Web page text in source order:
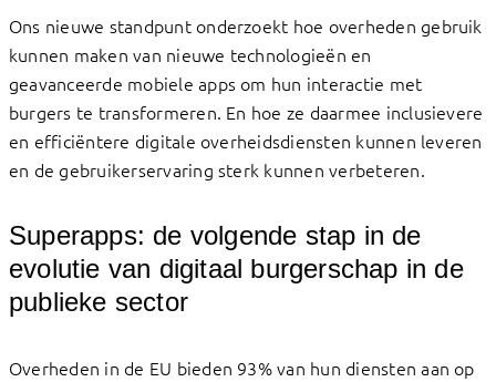
Ons nieuwe standpunt onderzoekt hoe overheden gebruik
kunnen maken van nieuwe technologieën en
geavanceerde mobiele apps om hun interactie met
burgers te transformeren. En hoe ze daarmee inclusievere
en efficiëntere digitale overheidsdiensten kunnen leveren
en de gebruikerservaring sterk kunnen verbeteren.
Superapps: de volgende stap in de
evolutie van digitaal burgerschap in de
publieke sector
Overheden in de EU bieden 93% van hun diensten aan op